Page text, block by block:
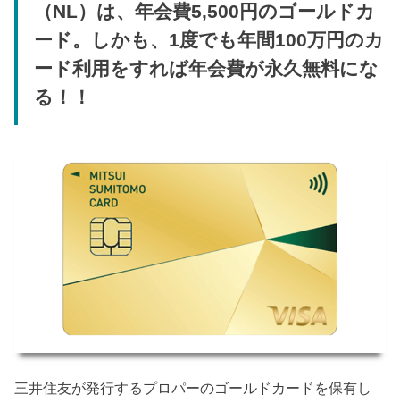
（NL）は、年会費5,500円のゴールドカ
ード。しかも、1度でも年間100万円のカ
ード利用をすれば年会費が永久無料にな
る！！
三井住友が発行するプロパーのゴールドカードを保有し